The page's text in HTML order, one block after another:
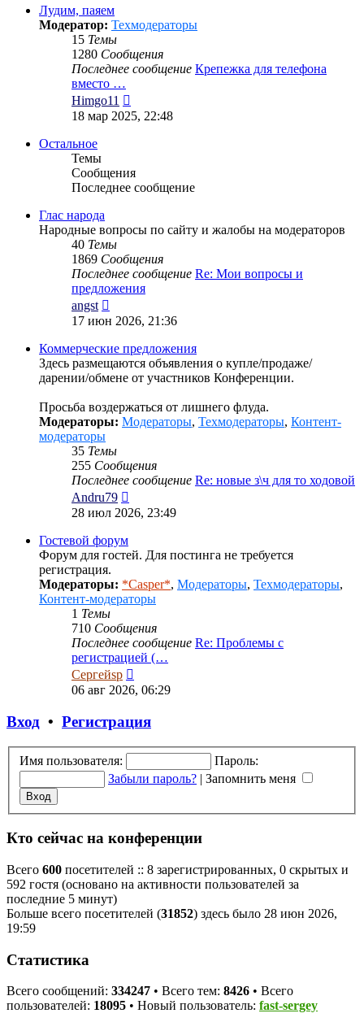
сообщению
Лудим, паяем
Модератор: Техмодераторы
15 Темы
1280 Сообщения
Последнее сообщение Крепежка для телефона
вместо …
Himgo11
к
18 мар 2025, 22:48
Остальное
Темы
Сообщения
Последнее сообщение
Глас народа
Народные вопросы по сайту и жалобы на модераторов
40 Темы
1869 Сообщения
Последнее сообщение Re: Мои вопросы и
предложения
angst
к
сообщению
17 июн 2026, 21:36
Коммерческие предложения
Здесь размещаются объявления о купле/продаже/
дарении/обмене от участников Конференции.
Просьба воздержаться от лишнего флуда.
Модераторы: Модераторы, Техмодераторы, Контент-
модераторы
35 Темы
255 Сообщения
Последнее сообщение Re: новые з\ч для то ходовой
Andru79
к
28 июл 2026, 23:49
Гостевой форум
Форум для гостей. Для постинга не требуется
регистрация.
Модераторы: *Casper*, Модераторы, Техмодераторы,
Контент-модераторы
1 Темы
710 Сообщения
Последнее сообщение Re: Проблемы с
регистрацией (…
Сергейsp
к
06 авг 2026, 06:29
Вход • Регистрация
Имя пользователя:
Пароль:
Забыли пароль? | Запомнить меня
Кто сейчас на конференции
Всего 600 посетителей :: 8 зарегистрированных, 0 скрытых и
592 гостя (основано на активности пользователей за
последние 5 минут)
Больше всего посетителей (31852) здесь было 28 июн 2026,
19:59
Статистика
Всего сообщений: 334247 • Всего тем: 8426 • Всего
пользователей: 18095 • Новый пользователь: fast-sergey